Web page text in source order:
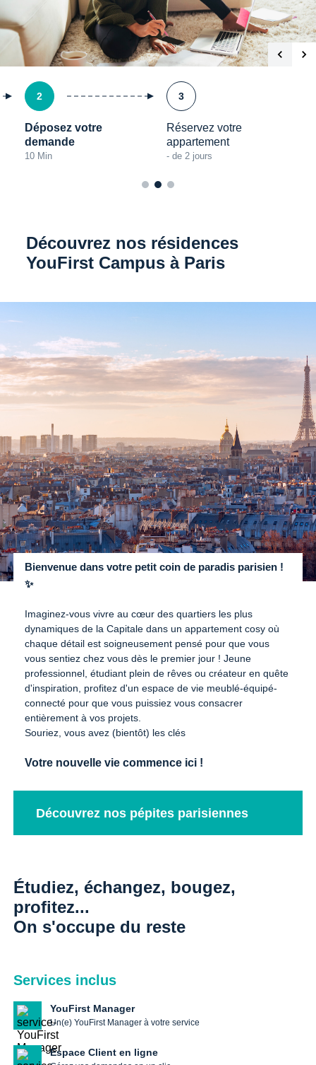
2
Déposez votre
demande
10 Min
3
Réservez votre
appartement
- de 2 jours
Découvrez nos résidences
YouFirst Campus à Paris
Bienvenue dans votre petit coin de paradis parisien !
✨
Imaginez-vous vivre au cœur des quartiers les plus
dynamiques de la Capitale dans un appartement cosy où
chaque détail est soigneusement pensé pour que vous
vous sentiez chez vous dès le premier jour ! Jeune
professionnel, étudiant plein de rêves ou créateur en quête
d'inspiration, profitez d'un espace de vie meublé-équipé-
connecté pour que vous puissiez vous consacrer
entièrement à vos projets.
Souriez, vous avez (bientôt) les clés
Votre nouvelle vie commence ici !
Découvrez nos pépites parisiennes
Étudiez, échangez, bougez,
profitez...
On s'occupe du reste
Services inclus
YouFirst Manager
Un(e) YouFirst Manager à votre service
Espace Client en ligne